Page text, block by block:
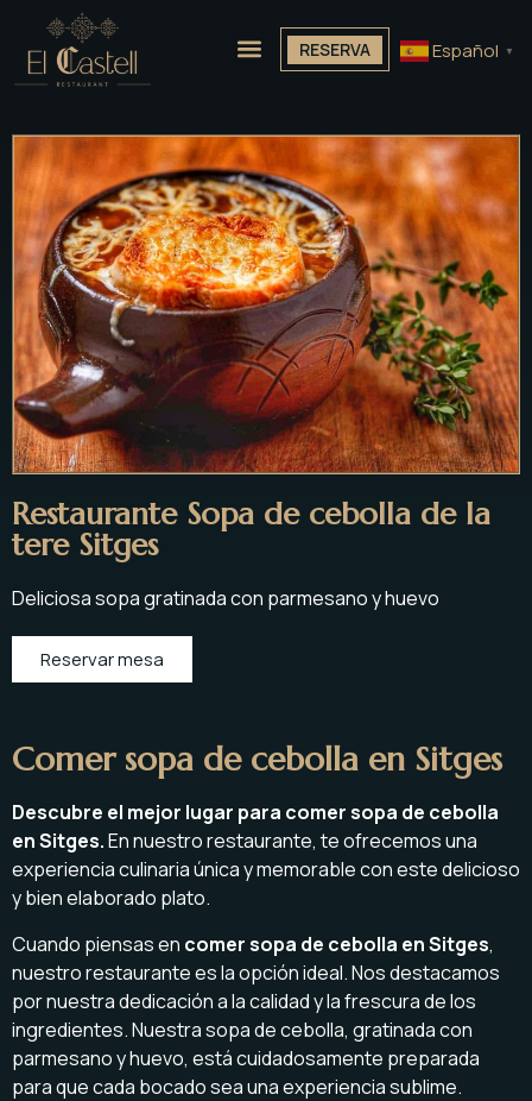
RESERVA Español ▼
Restaurante Sopa de cebolla de la
tere Sitges
Deliciosa sopa gratinada con parmesano y huevo
Reservar mesa
Comer sopa de cebolla en Sitges
Descubre el mejor lugar para comer sopa de cebolla
en Sitges.En nuestro restaurante, te ofrecemos una
experiencia culinaria única y memorable con este delicioso
y bien elaborado plato.
Cuando piensas en comer sopa de cebolla en Sitges,
nuestro restaurante es la opción ideal. Nos destacamos
por nuestra dedicación a la calidad y la frescura de los
ingredientes. Nuestra sopa de cebolla, gratinada con
parmesano y huevo, está cuidadosamente preparada
para que cada bocado sea una experiencia sublime.